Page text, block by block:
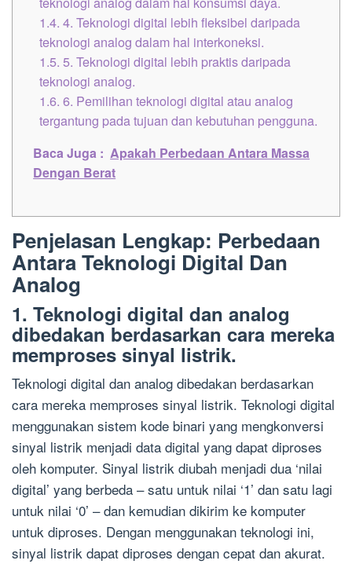
1.4. 4. Teknologi digital lebih fleksibel daripada
teknologi analog dalam hal interkoneksi.
1.5. 5. Teknologi digital lebih praktis daripada
teknologi analog.
1.6. 6. Pemilihan teknologi digital atau analog
tergantung pada tujuan dan kebutuhan pengguna.
Baca Juga : Apakah Perbedaan Antara Massa
Dengan Berat
Penjelasan Lengkap: Perbedaan
Antara Teknologi Digital Dan
Analog
1. Teknologi digital dan analog
dibedakan berdasarkan cara mereka
memproses sinyal listrik.
Teknologi digital dan analog dibedakan berdasarkan
cara mereka memproses sinyal listrik. Teknologi digital
menggunakan sistem kode binari yang mengkonversi
sinyal listrik menjadi data digital yang dapat diproses
oleh komputer. Sinyal listrik diubah menjadi dua ‘nilai
digital’ yang berbeda – satu untuk nilai ‘1’ dan satu lagi
untuk nilai ‘0’ – dan kemudian dikirim ke komputer
untuk diproses. Dengan menggunakan teknologi ini,
sinyal listrik dapat diproses dengan cepat dan akurat.